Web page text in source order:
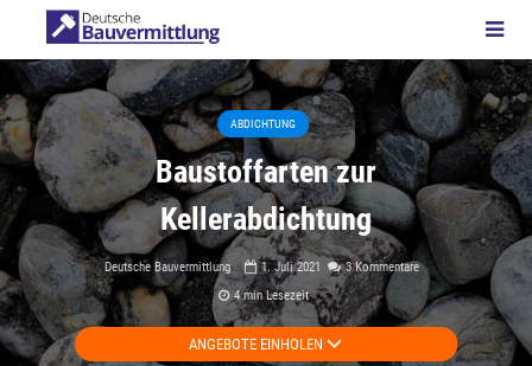
ABDICHTUNG
Baustoffarten zur
Kellerabdichtung
Deutsche Bauvermittlung 1. Juli 2021
3 Kommentare
4 min Lesezeit
ANGEBOTE EINHOLEN